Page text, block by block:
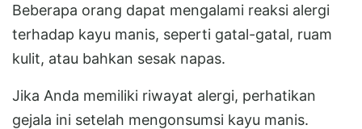
Beberapa orang dapat mengalami reaksi alergi
terhadap kayu manis, seperti gatal-gatal, ruam
kulit, atau bahkan sesak napas.
Jika Anda memiliki riwayat alergi, perhatikan
gejala ini setelah mengonsumsi kayu manis.